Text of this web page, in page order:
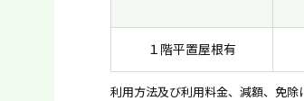
１階平置屋根有
利用方法及び利用料金、減額、免除